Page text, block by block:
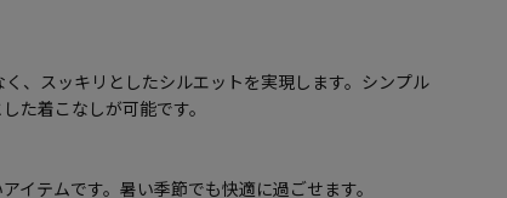
、スッキリとしたシルエットを実現します。シンプル
た着こなしが可能です。
イテムです。暑い季節でも快適に過ごせます。